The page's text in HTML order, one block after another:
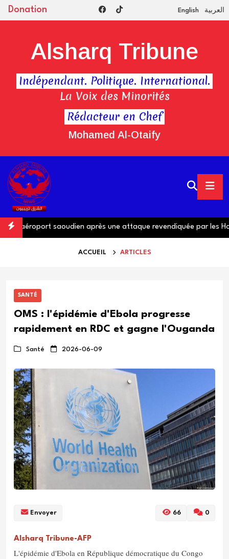
Donation English العربية
Rédacteur en Chef
Mohamed Al-Otaify
Alsharq Tribune
Indépendant. Politique. International.
La Voix des Minorités
aéroport saoudien après une attaque revendiquée par les
ACCUEIL ARTICLES
SANTÉ
OMS : l'épidémie d'Ebola progresse
rapidement en RDC et gagne l'Ouganda
Santé 2026-06-09
Envoyer 66 0
Alsharq Tribune-AFP
L'épidémie d'Ebola en République démocratique du Congo